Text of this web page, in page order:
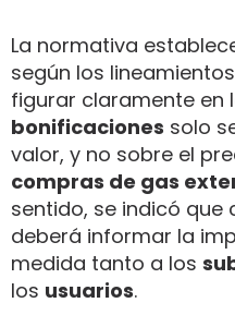
La normativa
según los
figurar claramente en
bonificaciones solo
valor, y no sobre el
compras de gas
sentido, se indicó que
deberá informar la
medida tanto a los
los usuarios.